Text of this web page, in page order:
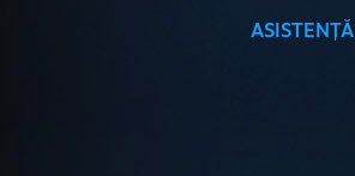
ASISTENȚĂ